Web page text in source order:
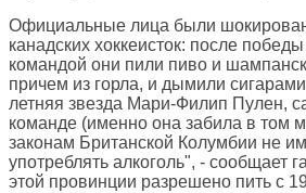
Официальные лица были
канадских хоккеисток: после
командой они пили пиво и
причем из горла, и дымили
летняя звезда Мари-Филип Пулен,
команде (именно она забила в том
законам Британской Колумбии не
употреблять алкоголь", - сообщает
этой провинции разрешено пить с 19